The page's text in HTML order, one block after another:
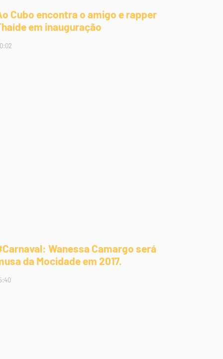
Cubo encontra o amigo e rapper
em inauguração
Wanessa Camargo será
da Mocidade em 2017.